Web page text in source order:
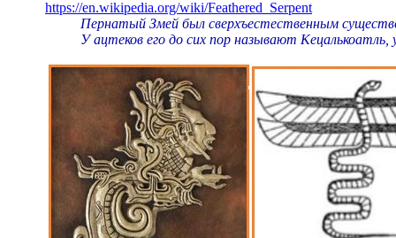
https://en.wikipedia.org/wiki/Feathered_Serpent
Пернатый Змей был сверхъестественным
У ацтеков его до сих пор называют Кецалькоатль,